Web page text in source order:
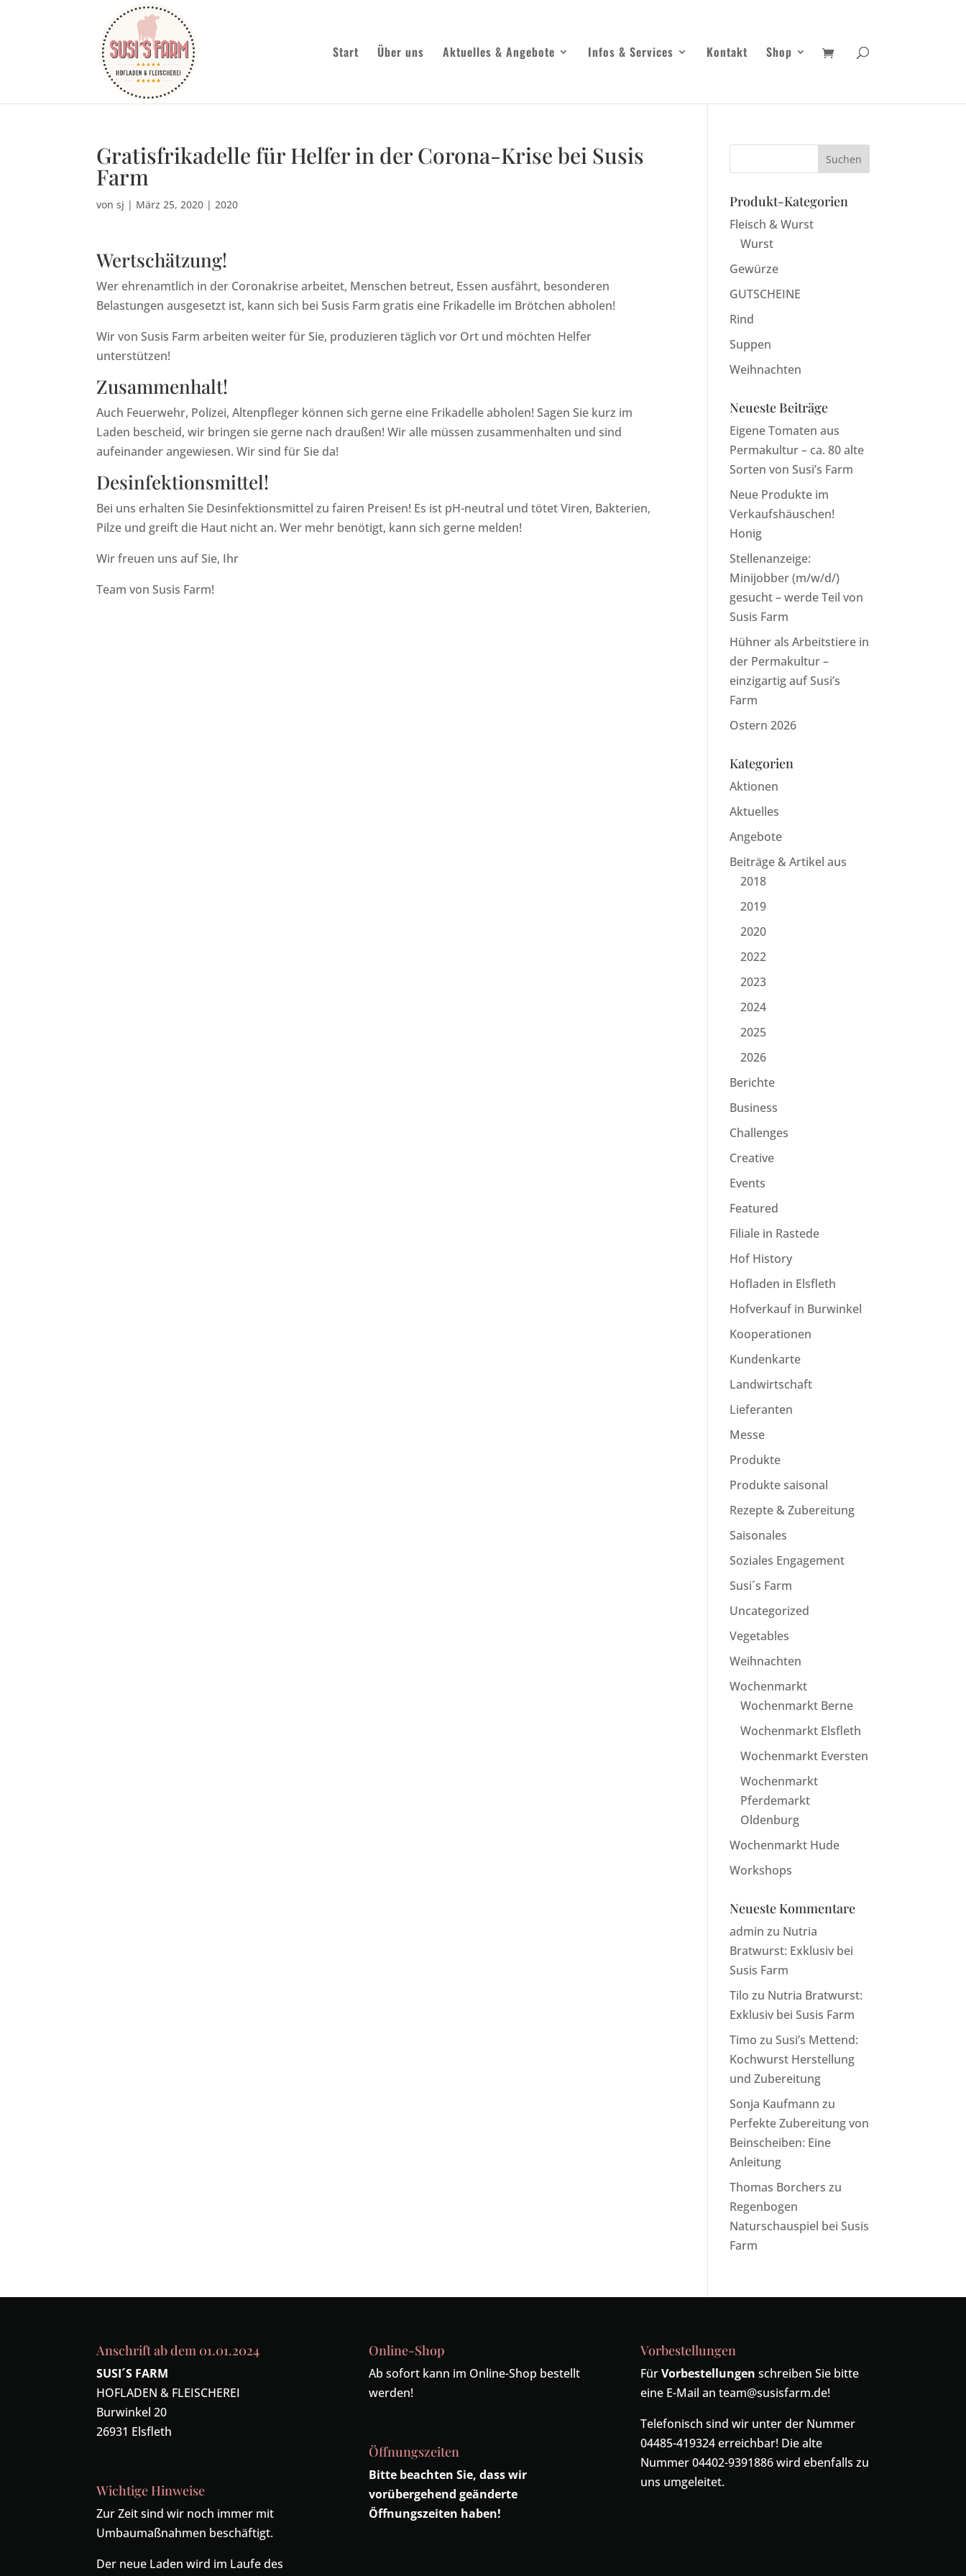
Start Über uns Aktuelles & Angebote Infos & Services Kontakt Shop
Gratisfrikadelle für Helfer in der Corona-Krise bei Susis
Farm
vonsj | März 25, 2020 |2020
Wertschätzung!
Wer ehrenamtlich in der Coronakrise arbeitet, Menschen betreut, Essen ausfährt, besonderen
Belastungen ausgesetzt ist, kann sich bei Susis Farm gratis eine Frikadelle im Brötchen abholen!
Wir von Susis Farm arbeiten weiter für Sie, produzieren täglich vor Ort und möchten Helfer
unterstützen!
Zusammenhalt!
Auch Feuerwehr, Polizei, Altenpfleger können sich gerne eine Frikadelle abholen! Sagen Sie kurz im
Laden bescheid, wir bringen sie gerne nach draußen! Wir alle müssen zusammenhalten und sind
aufeinander angewiesen. Wir sind für Sie da!
Desinfektionsmittel!
Bei uns erhalten Sie Desinfektionsmittel zu fairen Preisen! Es ist pH-neutral und tötet Viren, Bakterien,
Pilze und greift die Haut nicht an. Wer mehr benötigt, kann sich gerne melden!
Wir freuen uns auf Sie, Ihr
Team von Susis Farm!
Produkt-Kategorien
Fleisch & Wurst
Wurst
Gewürze
GUTSCHEINE
Rind
Suppen
Weihnachten
Neueste Beiträge
Eigene Tomaten aus
Permakultur – ca. 80 alte
Sorten von Susi’s Farm
Neue Produkte im
Verkaufshäuschen!
Honig
Stellenanzeige:
Minijobber (m/w/d/)
gesucht – werde Teil von
Susis Farm
Hühner als Arbeitstiere in
der Permakultur –
einzigartig auf Susi’s
Farm
Ostern 2026
Kategorien
Aktionen
Aktuelles
Angebote
Beiträge & Artikel aus
2018
2019
2020
2022
2023
2024
2025
2026
Berichte
Business
Challenges
Creative
Events
Featured
Filiale in Rastede
Hof History
Hofladen in Elsfleth
Hofverkauf in Burwinkel
Kooperationen
Kundenkarte
Landwirtschaft
Lieferanten
Messe
Produkte
Produkte saisonal
Rezepte & Zubereitung
Saisonales
Soziales Engagement
Susi´s Farm
Uncategorized
Vegetables
Weihnachten
Wochenmarkt
Wochenmarkt Berne
Wochenmarkt Elsfleth
Wochenmarkt Eversten
Wochenmarkt
Pferdemarkt
Oldenburg
Wochenmarkt Hude
Workshops
Neueste Kommentare
admin zu Nutria
Bratwurst: Exklusiv bei
Susis Farm
Tilo zu Nutria Bratwurst:
Exklusiv bei Susis Farm
Timo zuSusi’s Mettend:
Kochwurst Herstellung
und Zubereitung
Sonja Kaufmann zu
Perfekte Zubereitung von
Beinscheiben: Eine
Anleitung
Thomas Borchers zu
Regenbogen
Naturschauspiel bei Susis
Farm
Anschrift ab dem 01.01.2024
SUSI´S FARM
HOFLADEN & FLEISCHEREI
Burwinkel 20
26931 Elsfleth
Wichtige Hinweise
Zur Zeit sind wir noch immer mit
Umbaumaßnahmen beschäftigt.
Der neue Laden wird im Laufe des
Online-Shop
Ab sofort kann im Online-Shop bestellt
werden!
Öffnungszeiten
Bitte beachten Sie, dass wir
vorübergehend geänderte
Öffnungszeiten haben!
Vorbestellungen
FürVorbestellungen schreiben Sie bitte
eine E-Mail an team@susisfarm.de!
Telefonisch sind wir unter der Nummer
04485-419324erreichbar! Die alte
Nummer04402-9391886wird ebenfalls zu
uns umgeleitet.